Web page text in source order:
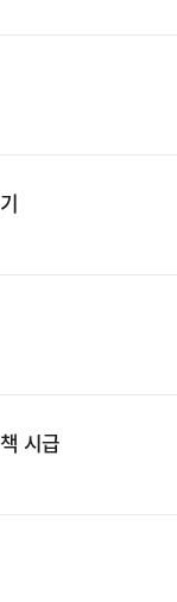
시급